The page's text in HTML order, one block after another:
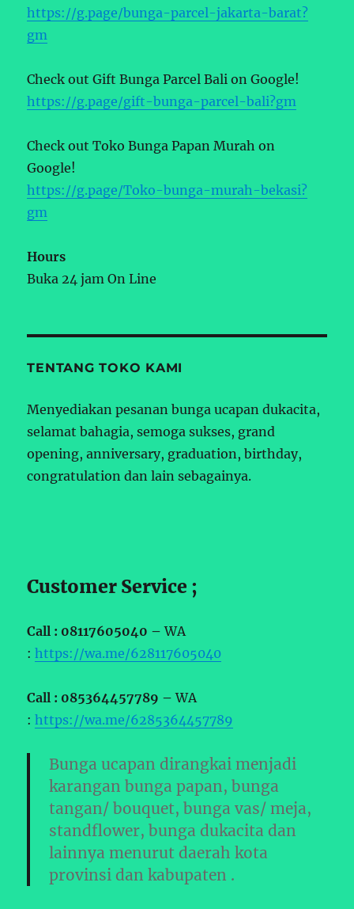
https://g.page/bunga-parcel-jakarta-barat?
gm
Check out Gift Bunga Parcel Bali on Google!
https://g.page/gift-bunga-parcel-bali?gm
Check out Toko Bunga Papan Murah on
Google!
https://g.page/Toko-bunga-murah-bekasi?
gm
Hours
Buka 24 jam On Line
TENTANG TOKO KAMI
Menyediakan pesanan bunga ucapan dukacita,
selamat bahagia, semoga sukses, grand
opening, anniversary, graduation, birthday,
congratulation dan lain sebagainya.
Customer Service ;
Call : 08117605040 –WA
:https://wa.me/628117605040
Call : 085364457789 –WA
:https://wa.me/6285364457789
Bunga ucapan dirangkai menjadi
karangan bunga papan, bunga
tangan/ bouquet, bunga vas/ meja,
standflower, bunga dukacita dan
lainnya menurut daerah kota
provinsi dan kabupaten .